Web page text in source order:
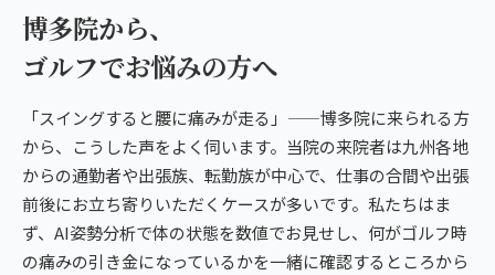
博多院から、
ゴルフでお悩みの方へ
「スイングすると腰に痛みが走る」——博多院に来られる方
から、こうした声をよく伺います。当院の来院者は九州各地
からの通勤者や出張族、転勤族が中心で、仕事の合間や出張
前後にお立ち寄りいただくケースが多いです。私たちはま
ず、AI姿勢分析で体の状態を数値でお見せし、何がゴルフ時
の痛みの引き金になっているかを一緒に確認するところから